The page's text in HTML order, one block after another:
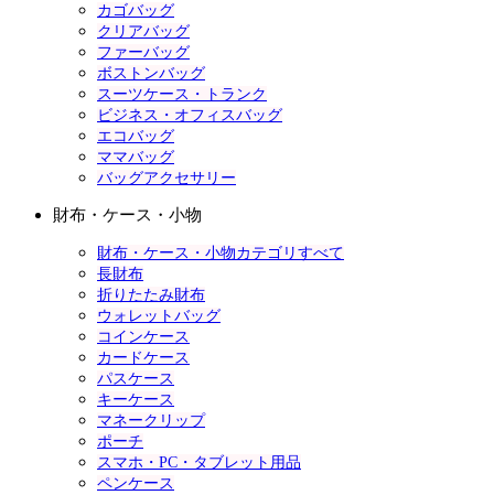
カゴバッグ
クリアバッグ
ファーバッグ
ボストンバッグ
スーツケース・トランク
ビジネス・オフィスバッグ
エコバッグ
ママバッグ
バッグアクセサリー
財布・ケース・小物
財布・ケース・小物カテゴリすべて
長財布
折りたたみ財布
ウォレットバッグ
コインケース
カードケース
パスケース
キーケース
マネークリップ
ポーチ
スマホ・PC・タブレット用品
ペンケース